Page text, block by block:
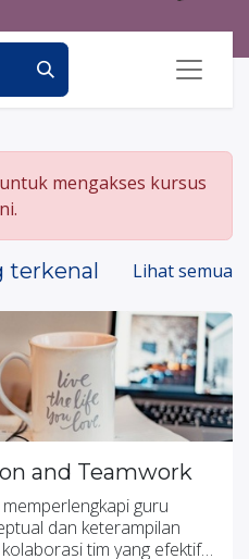
mengakses kursus
Lihat semua
terkenal
and Teamwork
guru
dan keterampilan
tim yang efektif